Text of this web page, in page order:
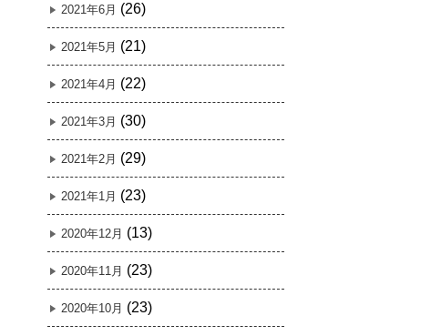
2021年6月 (26)
2021年5月 (21)
2021年4月 (22)
2021年3月 (30)
2021年2月 (29)
2021年1月 (23)
2020年12月 (13)
2020年11月 (23)
2020年10月 (23)